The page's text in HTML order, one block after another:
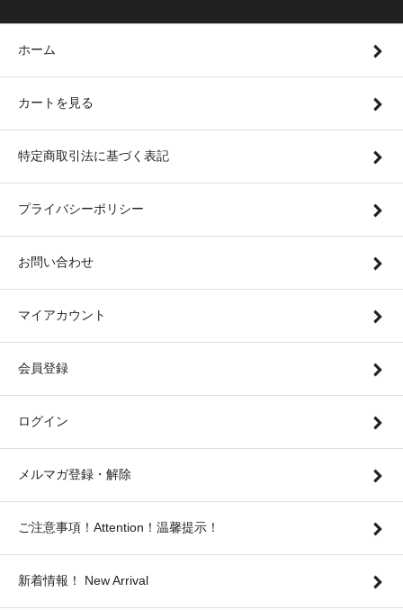
ホーム
カートを見る
特定商取引法に基づく表記
プライバシーポリシー
お問い合わせ
マイアカウント
会員登録
ログイン
メルマガ登録・解除
ご注意事項！Attention！温馨提示！
新着情報！ New Arrival